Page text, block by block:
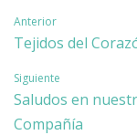
de
Anterior
Tejidos del
Siguiente
Saludos en
Compañía